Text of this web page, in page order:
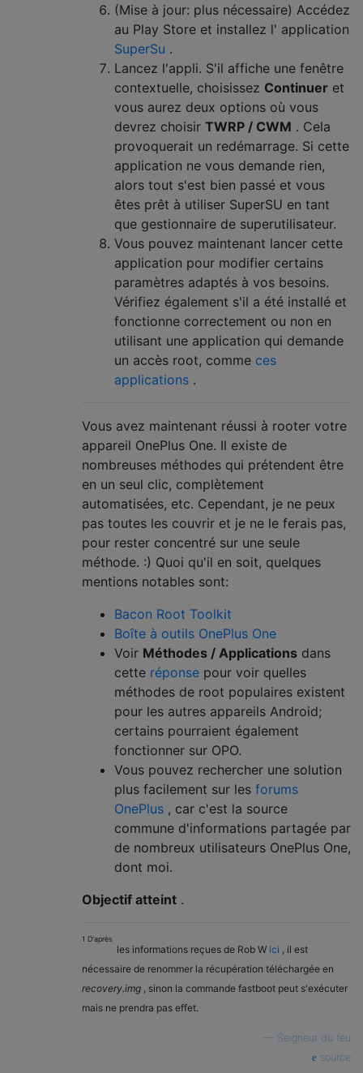
(Mise à jour: plus nécessaire) Accédez
au Play Store et installez l' application
SuperSu .
Lancez l'appli. S'il affiche une fenêtre
contextuelle, choisissez Continuer et
vous aurez deux options où vous
devrez choisir TWRP / CWM . Cela
provoquerait un redémarrage. Si cette
application ne vous demande rien,
alors tout s'est bien passé et vous
êtes prêt à utiliser SuperSU en tant
que gestionnaire de superutilisateur.
Vous pouvez maintenant lancer cette
application pour modifier certains
paramètres adaptés à vos besoins.
Vérifiez également s'il a été installé et
fonctionne correctement ou non en
utilisant une application qui demande
un accès root, comme ces
applications .
Vous avez maintenant réussi à rooter votre
appareil OnePlus One. Il existe de
nombreuses méthodes qui prétendent être
en un seul clic, complètement
automatisées, etc. Cependant, je ne peux
pas toutes les couvrir et je ne le ferais pas,
pour rester concentré sur une seule
méthode. :) Quoi qu'il en soit, quelques
mentions notables sont:
Bacon Root Toolkit
Boîte à outils OnePlus One
Voir Méthodes / Applications dans
cette réponse pour voir quelles
méthodes de root populaires existent
pour les autres appareils Android;
certains pourraient également
fonctionner sur OPO.
Vous pouvez rechercher une solution
plus facilement sur les forums
OnePlus , car c'est la source
commune d'informations partagée par
de nombreux utilisateurs OnePlus One,
dont moi.
Objectif atteint .
1 D'après
les informations reçues de Rob W ici , il est
nécessaire de renommer la récupération téléchargée en
recovery.img , sinon la commande fastboot peut s'exécuter
mais ne prendra pas effet.
Seigneur du feu
source